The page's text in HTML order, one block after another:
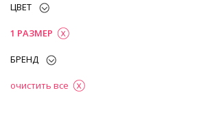
ЦВЕТ
1 РАЗМЕР
БРЕНД
очистить все